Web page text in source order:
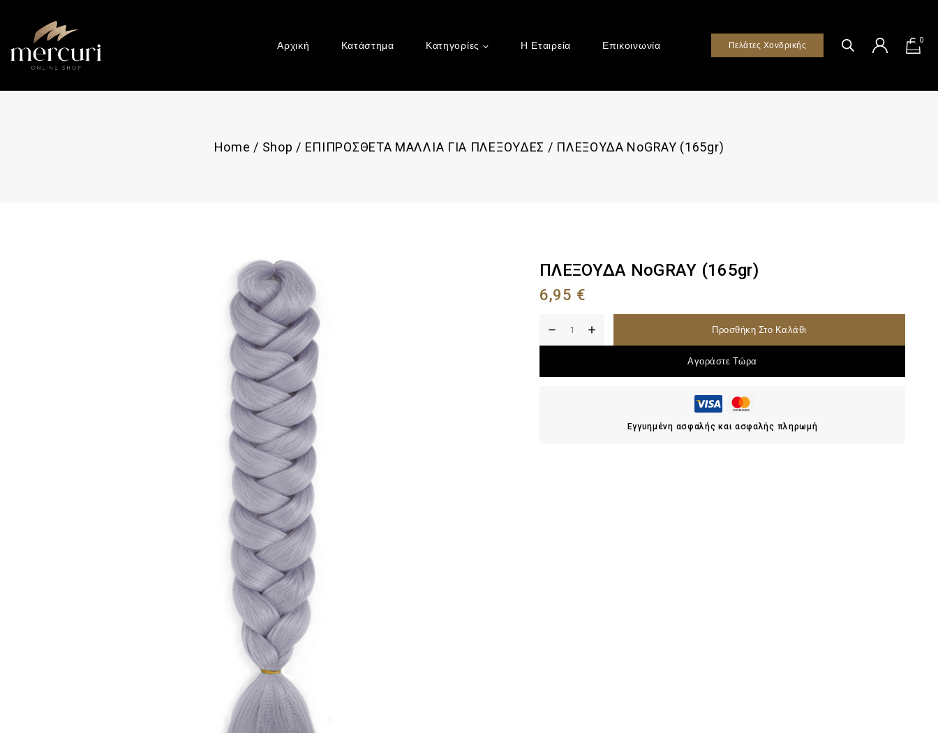
Αρχική Κατάστημα Κατηγορίες Η Εταιρεία Επικοινωνία Πελάτες Χονδρικής 0
Home / Shop / ΕΠΙΠΡΟΣΘΕΤΑ ΜΑΛΛΙΑ ΓΙΑ ΠΛΕΞΟΥΔΕΣ / ΠΛΕΞΟΥΔΑ ΝοGRAY (165gr)
ΠΛΕΞΟΥΔΑ ΝοGRAY (165gr)
6,95 €
Προσθήκη Στο Καλάθι
Αγοράστε Τώρα
Εγγυημένη ασφαλής και ασφαλής πληρωμή